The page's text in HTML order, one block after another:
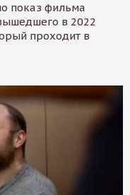
показ фильма
в 2022
проходит в